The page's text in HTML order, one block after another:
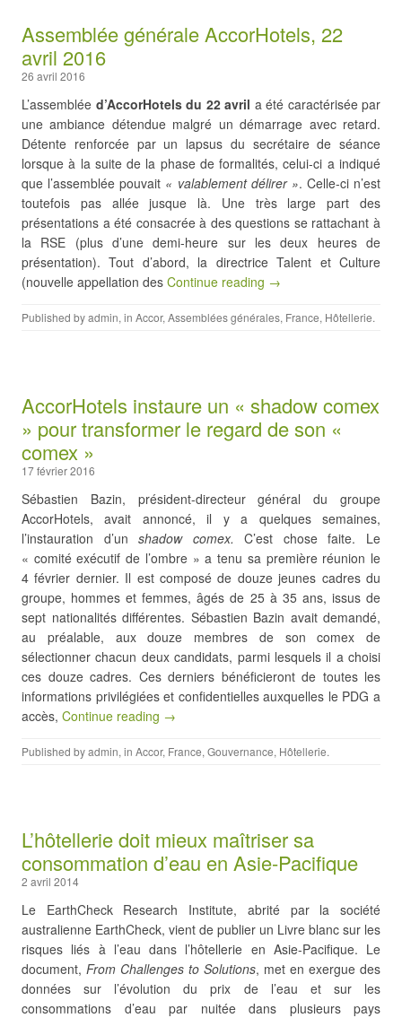
Assemblée générale AccorHotels, 22
avril 2016
26 avril 2016
L’assemblée d’AccorHotels du 22 avril a été caractérisée par
une ambiance détendue malgré un démarrage avec retard.
Détente renforcée par un lapsus du secrétaire de séance
lorsque à la suite de la phase de formalités, celui-ci a indiqué
que l’assemblée pouvait « valablement délirer ». Celle-ci n’est
toutefois pas allée jusque là. Une très large part des
présentations a été consacrée à des questions se rattachant à
la RSE (plus d’une demi-heure sur les deux heures de
présentation). Tout d’abord, la directrice Talent et Culture
(nouvelle appellation des Continue reading →
Published byadmin, in Accor, Assemblées générales, France, Hôtellerie.
AccorHotels instaure un « shadow comex
» pour transformer le regard de son «
comex »
17 février 2016
Sébastien Bazin, président-directeur général du groupe
AccorHotels, avait annoncé, il y a quelques semaines,
l’instauration d’un shadow comex. C’est chose faite. Le
« comité exécutif de l’ombre » a tenu sa première réunion le
4 février dernier. Il est composé de douze jeunes cadres du
groupe, hommes et femmes, âgés de 25 à 35 ans, issus de
sept nationalités différentes. Sébastien Bazin avait demandé,
au préalable, aux douze membres de son comex de
sélectionner chacun deux candidats, parmi lesquels il a choisi
ces douze cadres. Ces derniers bénéficieront de toutes les
informations privilégiées et confidentielles auxquelles le PDG a
accès, Continue reading →
Published byadmin, in Accor, France, Gouvernance, Hôtellerie.
L’hôtellerie doit mieux maîtriser sa
consommation d’eau en Asie-Pacifique
2 avril 2014
Le EarthCheck Research Institute, abrité par la société
australienne EarthCheck, vient de publier un Livre blanc sur les
risques liés à l’eau dans l’hôtellerie en Asie-Pacifique. Le
document, From Challenges to Solutions, met en exergue des
données sur l’évolution du prix de l’eau et sur les
consommations d’eau par nuitée dans plusieurs pays